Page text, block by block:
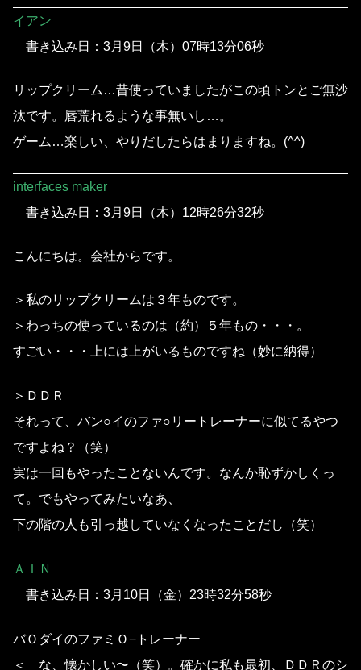
イアン
書き込み日：3月9日（木）07時13分06秒
リップクリーム…昔使っていましたがこの頃トンとご無沙
汰です。唇荒れるような事無いし…。
ゲーム…楽しい、やりだしたらはまりますね。(^^)
interfaces maker
書き込み日：3月9日（木）12時26分32秒
こんにちは。会社からです。
＞私のリップクリームは３年ものです。
＞わっちの使っているのは（約）５年もの・・・。
すごい・・・上には上がいるものですね（妙に納得）
＞ＤＤＲ
それって、バン○イのファ○リートレーナーに似てるやつ
ですよね？（笑）
実は一回もやったことないんです。なんか恥ずかしくっ
て。でもやってみたいなあ、
下の階の人も引っ越していなくなったことだし（笑）
ＡＩＮ
書き込み日：3月10日（金）23時32分58秒
バＯダイのファミＯ−トレーナー
＜ な、懐かしい〜（笑）。確かに私も最初、ＤＤＲのシ